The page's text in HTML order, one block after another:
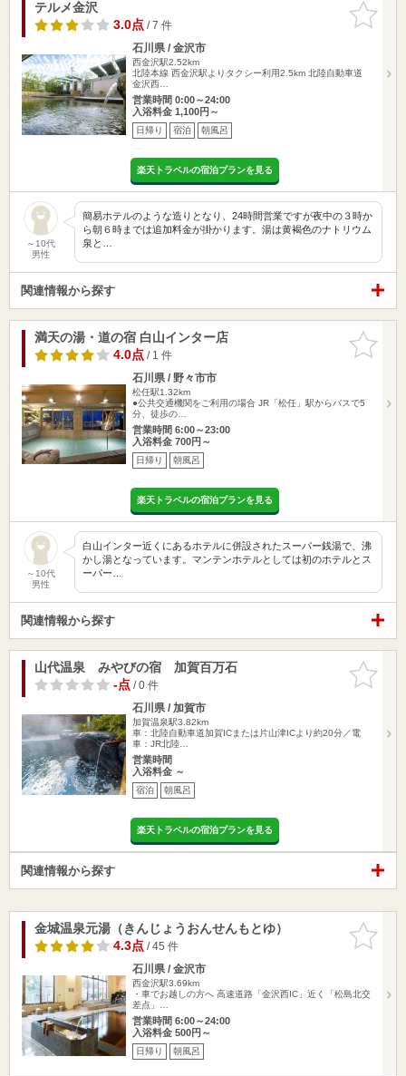
お気に入
りに追加
テルメ金沢
3.0点/ 7 件
石川県 / 金沢市
西金沢駅2.52km
北陸本線 西金沢駅よりタクシー利用2.5km 北陸自動車道
金沢西…
営業時間 0:00～24:00
入浴料金 1,100円～
日帰り 宿泊 朝風呂
楽天トラベルの宿泊プランを見る
～10代
男性
簡易ホテルのような造りとなり、24時間営業ですが夜中の３時か
ら朝６時までは追加料金が掛かります。湯は黄褐色のナトリウム
泉と…
関連情報から探す
お気に入
りに追加
満天の湯・道の宿 白山インター店
4.0点/ 1 件
石川県 / 野々市市
松任駅1.32km
●公共交通機関をご利用の場合 JR「松任」駅からバスで5
分、徒歩の…
営業時間 6:00～23:00
入浴料金 700円～
日帰り 朝風呂
楽天トラベルの宿泊プランを見る
～10代
男性
白山インター近くにあるホテルに併設されたスーパー銭湯で、沸
かし湯となっています。マンテンホテルとしては初のホテルとス
ーパー…
関連情報から探す
お気に入
りに追加
山代温泉 みやびの宿 加賀百万石
-点/ 0 件
石川県 / 加賀市
加賀温泉駅3.82km
車：北陸自動車道加賀ICまたは片山津ICより約20分／電
車：JR北陸…
営業時間
入浴料金 ～
宿泊 朝風呂
楽天トラベルの宿泊プランを見る
関連情報から探す
お気に入
りに追加
金城温泉元湯（きんじょうおんせんもとゆ）
4.3点/ 45 件
石川県 / 金沢市
西金沢駅3.69km
・車でお越しの方へ 高速道路「金沢西IC」近く「松島北交
差点」…
営業時間 6:00～24:00
入浴料金 500円～
日帰り 朝風呂